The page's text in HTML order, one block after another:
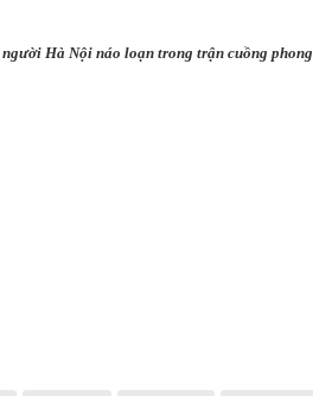
người Hà Nội náo loạn trong trận cuồng phong